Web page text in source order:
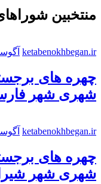
منتخبین
ketabenokhbegan.ir آگوست
چهره های
شهری شهر
ketabenokhbegan.ir آگوست
چهره های
شهری شهر